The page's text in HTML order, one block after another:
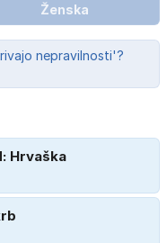
Ženska
nepravilnosti'?
Hrvaška